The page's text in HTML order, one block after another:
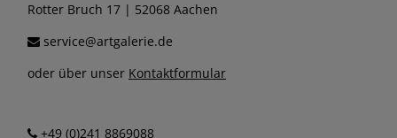
Rotter Bruch 17 | 52068 Aachen
service@artgalerie.de
oder über unser Kontaktformular
+49 (0)241 8869088